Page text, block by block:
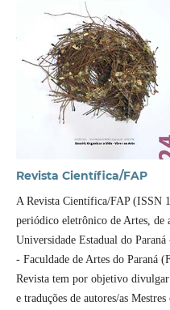
Revista Cientí­fica/FAP
A Revista Cientí­fica/FAP (ISSN
periódico eletrônico de Artes, de
Universidade Estadual do
- Faculdade de Artes do Paraná
Revista tem por objetivo divulgar
e traduções de autores/as